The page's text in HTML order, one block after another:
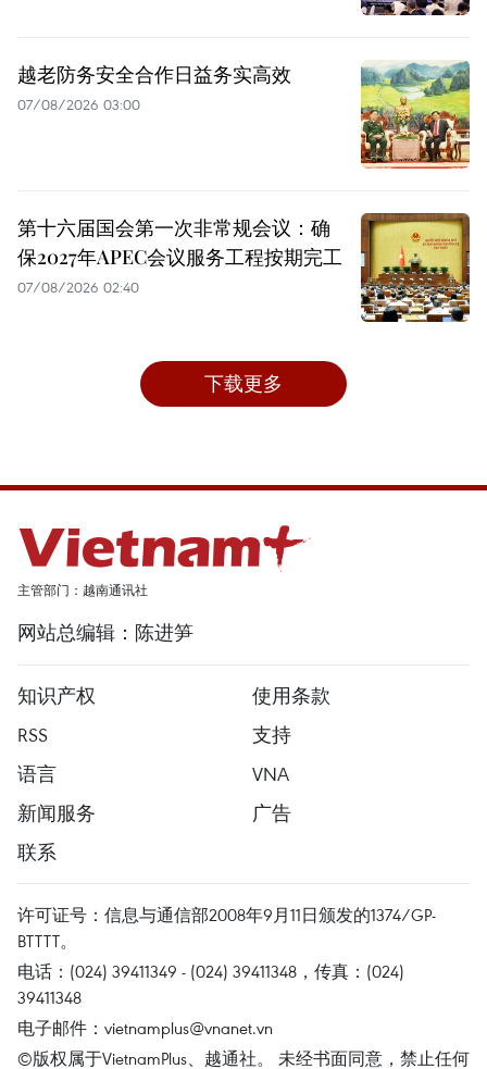
越老防务安全合作日益务实高效
07/08/2026 03:00
第十六届国会第一次非常规会议：确
保2027年APEC会议服务工程按期完工
07/08/2026 02:40
下载更多
主管部门：越南通讯社
网站总编辑：陈进笋
知识产权
使用条款
RSS
支持
语言
VNA
新闻服务
广告
联系
许可证号：信息与通信部2008年9月11日颁发的1374/GP-
BTTTT。
电话：(024) 39411349 - (024) 39411348，传真：(024)
39411348
电子邮件： vietnamplus@vnanet.vn
©版权属于VietnamPlus、越通社。 未经书面同意，禁止任何